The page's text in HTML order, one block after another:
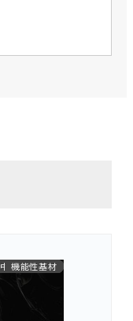
保湿
水代替原料
中国INCI対応
国産
機能性基材